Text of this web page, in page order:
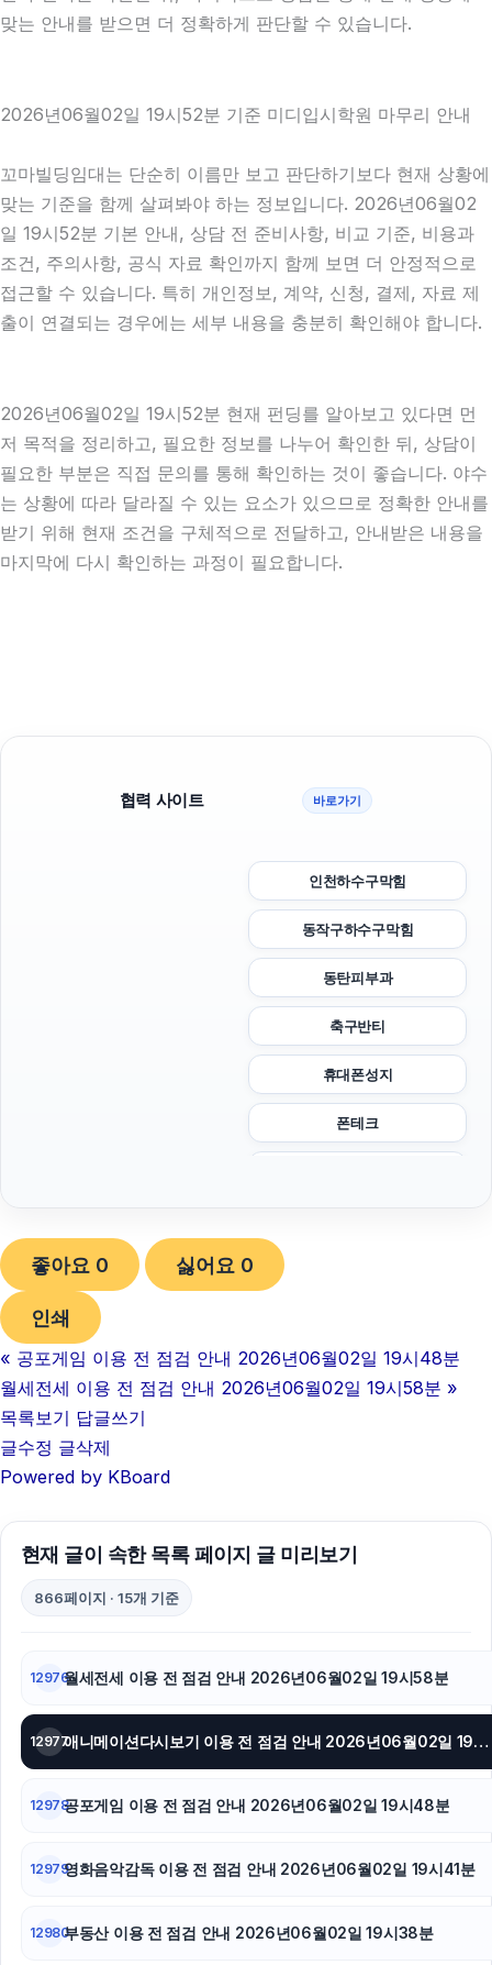
맞는 안내를 받으면 더 정확하게 판단할 수 있습니다.
2026년06월02일 19시52분 기준 미디입시학원 마무리 안내
꼬마빌딩임대는 단순히 이름만 보고 판단하기보다 현재 상황에
맞는 기준을 함께 살펴봐야 하는 정보입니다. 2026년06월02
일 19시52분 기본 안내, 상담 전 준비사항, 비교 기준, 비용과
조건, 주의사항, 공식 자료 확인까지 함께 보면 더 안정적으로
접근할 수 있습니다. 특히 개인정보, 계약, 신청, 결제, 자료 제
출이 연결되는 경우에는 세부 내용을 충분히 확인해야 합니다.
2026년06월02일 19시52분 현재 펀딩를 알아보고 있다면 먼
저 목적을 정리하고, 필요한 정보를 나누어 확인한 뒤, 상담이
필요한 부분은 직접 문의를 통해 확인하는 것이 좋습니다. 야수
는 상황에 따라 달라질 수 있는 요소가 있으므로 정확한 안내를
받기 위해 현재 조건을 구체적으로 전달하고, 안내받은 내용을
마지막에 다시 확인하는 과정이 필요합니다.
협력 사이트 바로가기
인천하수구막힘
동작구하수구막힘
동탄피부과
축구반티
휴대폰성지
폰테크
대전이혼전문변호사
흥신소
아고다할인코드
마포하수구막힘
강남치과
좋아요 0 싫어요 0
인쇄
« 공포게임 이용 전 점검 안내 2026년06월02일 19시48분
월세전세 이용 전 점검 안내 2026년06월02일 19시58분 »
목록보기 답글쓰기
글수정 글삭제
Powered by KBoard
현재 글이 속한 목록 페이지 글 미리보기
866페이지 · 15개 기준
12976월세전세 이용 전 점검 안내 2026년06월02일 19시58분
12977 애니메이션다시보기 이용 전 점검 안내 2026년06월02일 19시52분
12978공포게임 이용 전 점검 안내 2026년06월02일 19시48분
12979영화음악감독 이용 전 점검 안내 2026년06월02일 19시41분
12980부동산 이용 전 점검 안내 2026년06월02일 19시38분